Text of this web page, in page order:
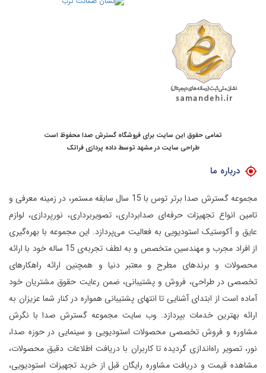
تمامی حقوق این سایت برای فروشگاه گسترش صدا محفوظ است
طراحی سایت در مشهد توسطداده پردازی فراتک
درباره ما
مجموعه گسترش صدا برتر توس با 15 سال سابقه مستمر، در زمینه معرفی و
تامین انواع تجهیزات حرفه‌ای صدابرداری، تصویربرداری، نورپردازی، لوازم
عایق و آکوستیک استودیویی به فعالیت می‌پردازد. این مجموعه با بهره‌گیری
از افراد مجرب و مهندسین متخصص و به لطف تجربه‌ی 15 ساله خود با ارائه
محصولات و برندهای مطرح و معتبر دنیا و همچنین ارائه راهکارهای
تخصصی در طراحی، فروش و پشتیبانی، ضمن رعایت حقوق مشتریان خود
آماده است از ابتدای آشنایی تا انتهای پشتیبانی همواره در کنار شما عزیزان به
ارائه بهترین خدمات بپردازد. وب سایت مجموعه گسترش صدا با نگرش
مشاوره و فروش تخصصی محصولات استودیویی و سینمایی در حوزه صدا،
نور، تصویر راه‌اندازی گردیده تا کاربران با دریافت اطلاعات دقیق محصولات،
مشاهده قیمت و دریافت مشاوره رایگان قبل از خرید تجهیزات استودیویی،